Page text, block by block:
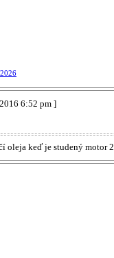
6:52 pm ]
oleja keď je studený motor